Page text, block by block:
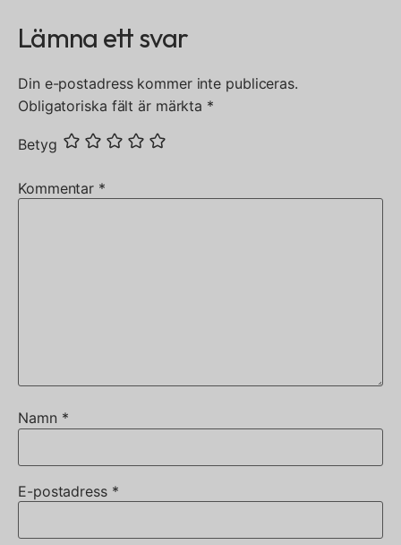
Lämna ett svar
Din e-postadress kommer inte publiceras.
Obligatoriska fält är märkta *
Betyg
Kommentar *
Namn *
E-postadress *